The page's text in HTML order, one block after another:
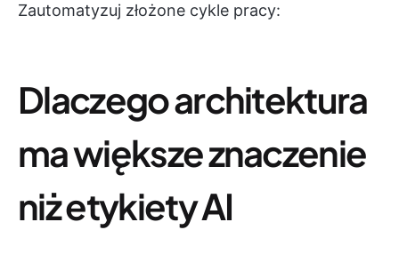
Zautomatyzuj złożone cykle pracy:
Dlaczego architektura
ma większe znaczenie
niż etykiety AI